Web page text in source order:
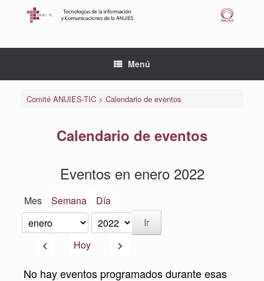
Menú
Comité ANUIES-TIC> Calendario de eventos
Calendario de eventos
Eventos en enero 2022
Mes Semana Día
Mes
Año
AnteriorHoy Siguiente
No hay eventos programados durante esas